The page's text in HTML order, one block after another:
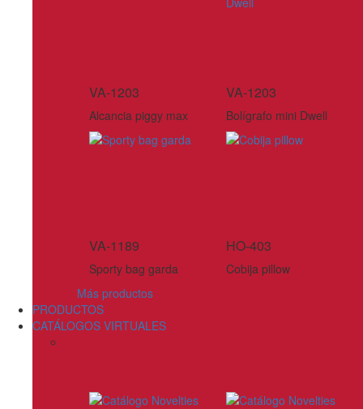
VA-1203
Alcancia piggy max
VA-1203
Bolígrafo mini Dwell
VA-1189
Sporty bag garda
HO-403
Cobija pillow
Más productos
PRODUCTOS
CATÁLOGOS VIRTUALES